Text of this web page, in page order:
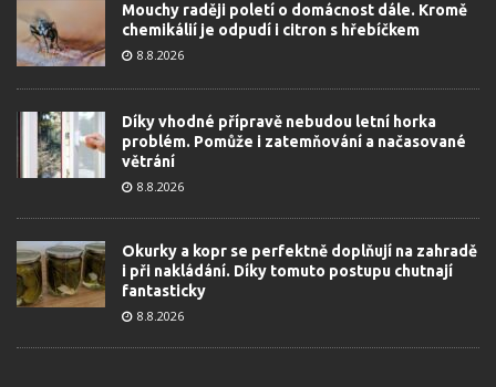
Mouchy raději poletí o domácnost dále. Kromě
chemikálií je odpudí i citron s hřebíčkem
8.8.2026
Díky vhodné přípravě nebudou letní horka
problém. Pomůže i zatemňování a načasované
větrání
8.8.2026
Okurky a kopr se perfektně doplňují na zahradě
i při nakládání. Díky tomuto postupu chutnají
fantasticky
8.8.2026